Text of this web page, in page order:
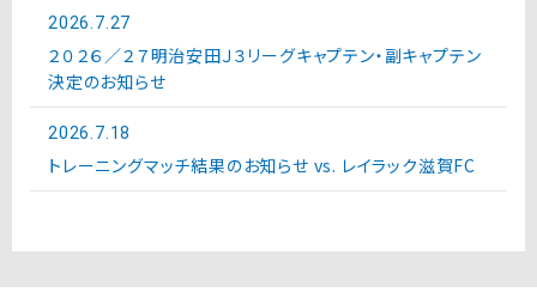
2026.7.27
２０２６／２７明治安田Ｊ３リーグキャプテン・副キャプテン
決定のお知らせ
2026.7.18
トレーニングマッチ結果のお知らせ vs. レイラック滋賀FC